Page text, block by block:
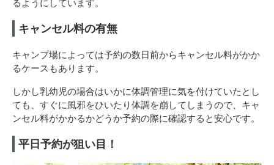
キャンセル料の有無
キャンプ場によっては予約の数日前からキャンセル料がかか
るケースもあります。
しかし乳幼児の場合はいかに体調管理に気を付けていたとし
ても、すぐに風邪をひいたり体調を崩してしまうので、キャ
ンセル料がかかるかどうか予約の際に確認すると安心です。
平日予約が狙い目！